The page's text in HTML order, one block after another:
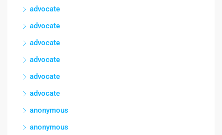
advocate
advocate
advocate
advocate
advocate
advocate
anonymous
anonymous